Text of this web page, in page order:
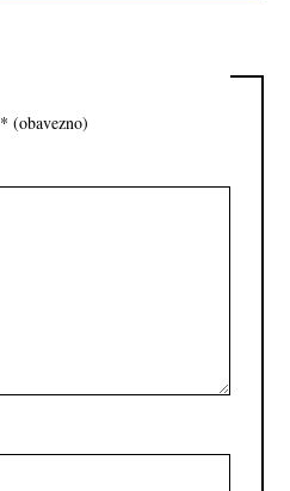
* (obavezno)